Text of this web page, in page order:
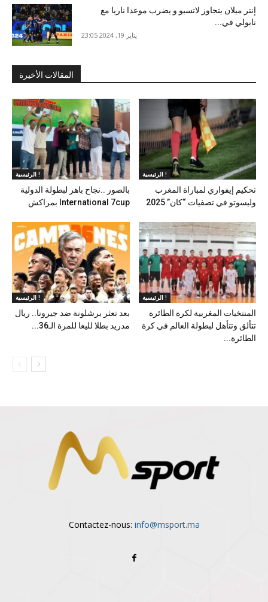
إنتر ميلان يتجاوز لاتسيو و يضرب موعدا ناريا مع
نابولي في...
يناير 19, 2024 23:05
المقالات الأخيرة
الرئيسية !
بالصور ..نجاح باهر لبطولة الدولية
International 7cup بمراكش
الرئيسية !
تحكيم إيفواري لمباراة المغرب
وليسوتو في تصفيات “كان” 2025
الرئيسية !
بعد تعثر برشلونة ضد جيرونا.. ريال
مدريد بطلا لليغا للمرة الـ36...
الرئيسية !
المنتخبات المغربية لكرة الطائرة
تتألق وتتأهل لبطولة العالم في كرة
الطائرة...
Contactez-nous: info@msport.ma